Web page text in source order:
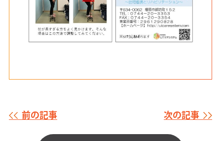
前の記事 次の記事